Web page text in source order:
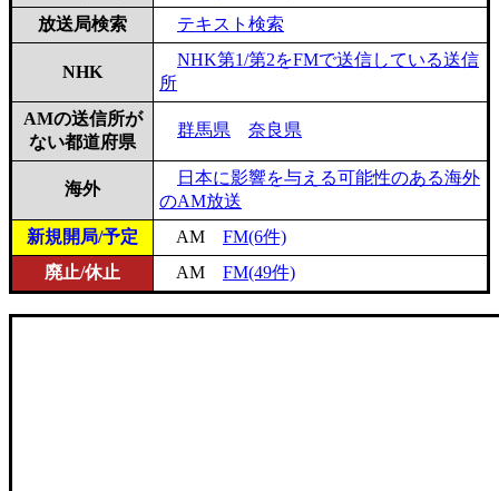
放送局検索
テキスト検索
NHK
NHK第1/第2をFMで送信している送信
所
AMの送信所が
ない都道府県
群馬県 奈良県
海外
日本に影響を与える可能性のある海外
のAM放送
新規開局/予定
AM FM(6件)
廃止/休止
AM FM(49件)